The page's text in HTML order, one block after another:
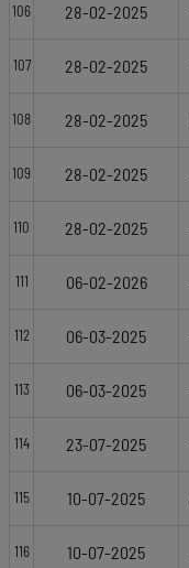
106 28-02-2025
107 28-02-2025
108 28-02-2025
109 28-02-2025
110 28-02-2025
111 06-02-2026
112 06-03-2025
113 06-03-2025
114 23-07-2025
115 10-07-2025
116 10-07-2025